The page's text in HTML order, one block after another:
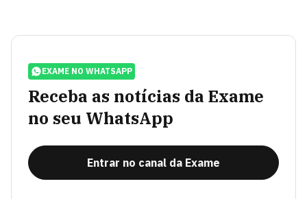
EXAME NO WHATSAPP
Receba as notícias da Exame
no seu WhatsApp
Entrar no canal da Exame